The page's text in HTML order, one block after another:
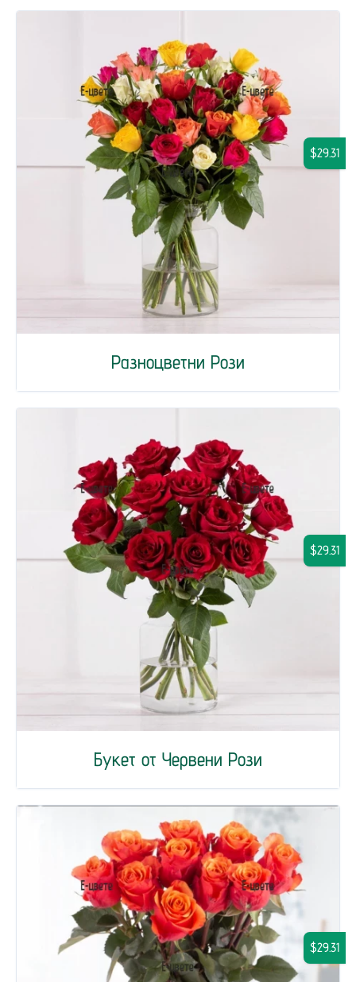
Разноцветни Рози
$29.31
Букет от Червени Рози
$29.31
$29.31